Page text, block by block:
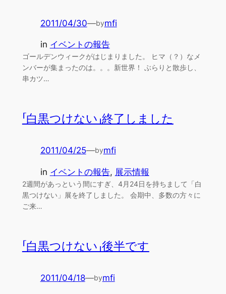
2011/04/30—bymfi
in イベントの報告
ゴールデンウィークがはじまりました。 ヒマ（？）なメ
ンバーが集まったのは。。。新世界！ ぶらりと散歩し、
串カツ…
「白黒つけない」終了しました
2011/04/25—bymfi
in イベントの報告, 展示情報
2週間があっという間にすぎ、4月24日を持ちまして「白
黒つけない」展を終了しました。 会期中、多数の方々に
ご来…
「白黒つけない」後半です
2011/04/18—bymfi